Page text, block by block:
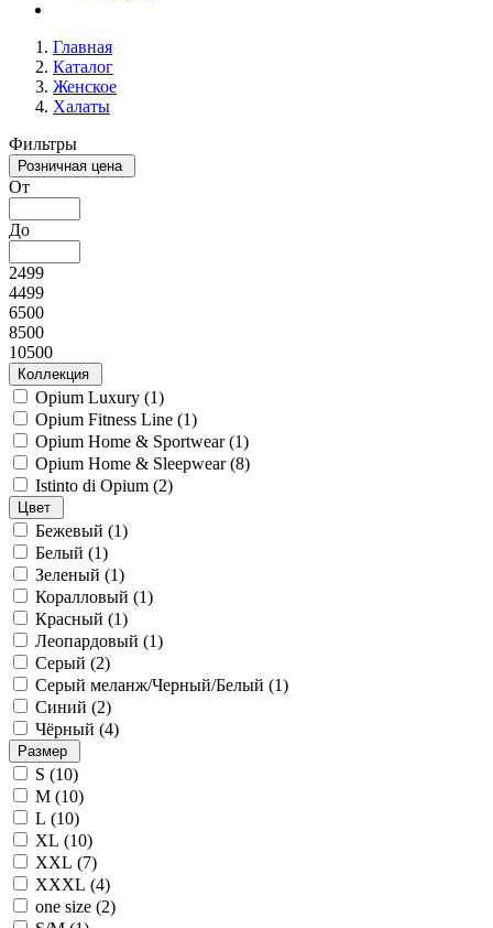
Главная
Каталог
Женское
Халаты
Фильтры
Розничная цена
От
До
2499
4499
6500
8500
10500
Коллекция
Opium Luxury (1)
Opium Fitness Line (1)
Opium Home & Sportwear (1)
Opium Home & Sleepwear (8)
Istinto di Opium (2)
Цвет
Бежевый (1)
Белый (1)
Зеленый (1)
Коралловый (1)
Красный (1)
Леопардовый (1)
Серый (2)
Серый меланж/Черный/Белый (1)
Синий (2)
Чёрный (4)
Размер
S (10)
M (10)
L (10)
XL (10)
XXL (7)
XXXL (4)
one size (2)